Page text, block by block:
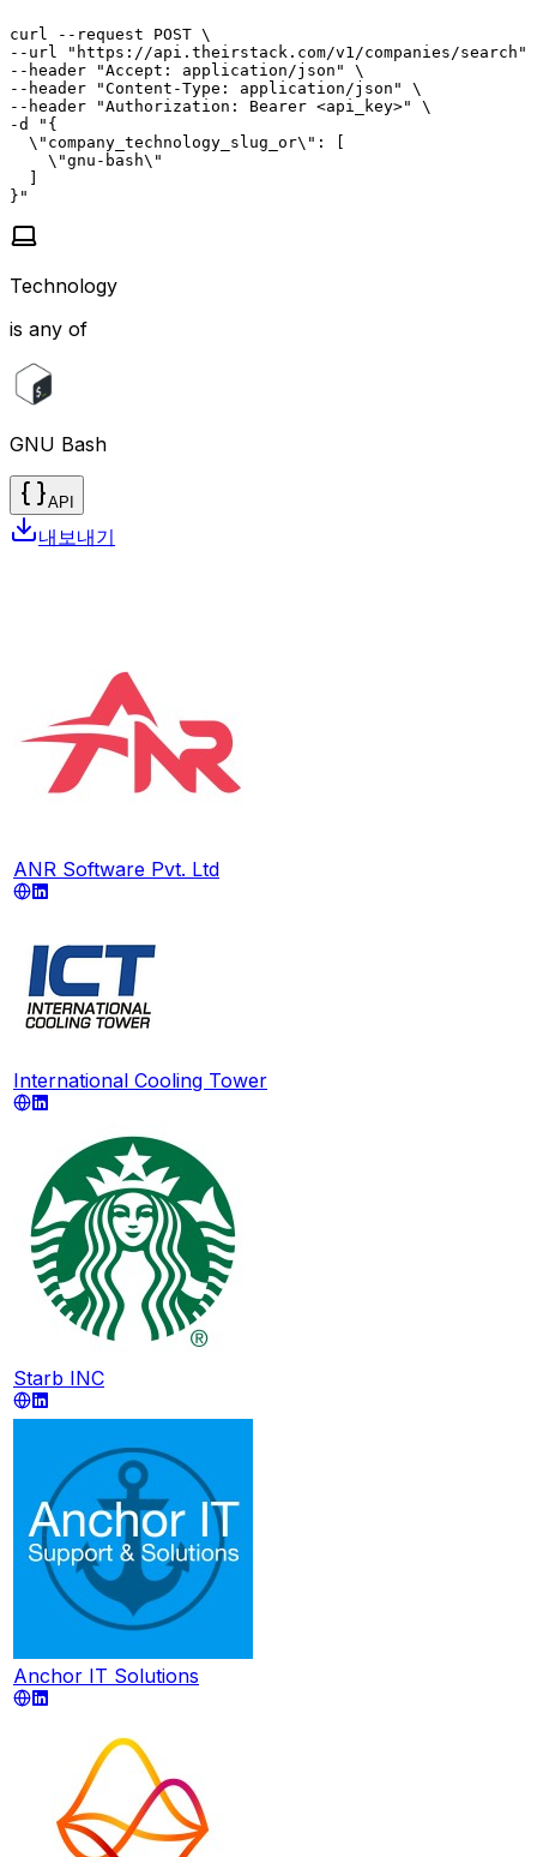
curl --request POST \
--url "https://api.theirstack.com/v1/companies/search"
--header "Accept: application/json" \
--header "Content-Type: application/json" \
--header "Authorization: Bearer <api_key>" \
-d "{
  \"company_technology_slug_or\": [
    \"gnu-bash\"
  ]
}"
Technology
is any of
GNU Bash
API
내보내기
ANR Software Pvt. Ltd
International Cooling Tower
Starb INC
Anchor IT Solutions